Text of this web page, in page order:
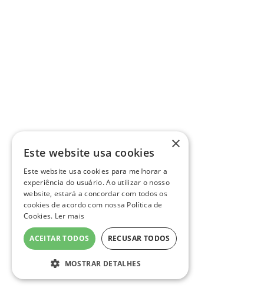
×
Este website usa cookies
Este website usa cookies para melhorar a
experiência do usuário. Ao utilizar o nosso
website, estará a concordar com todos os
cookies de acordo com nossa Política de
Cookies. Ler mais
ACEITAR TODOS RECUSAR TODOS
MOSTRAR DETALHES